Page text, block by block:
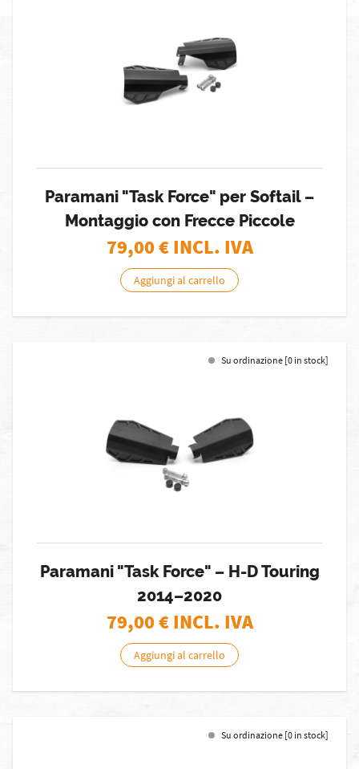
Paramani "Task Force" per Softail –
Montaggio con Frecce Piccole
79,00€ INCL. IVA
Aggiungi al carrello
Su ordinazione [0 in stock]
Paramani "Task Force" – H-D Touring
2014–2020
79,00€ INCL. IVA
Aggiungi al carrello
Su ordinazione [0 in stock]